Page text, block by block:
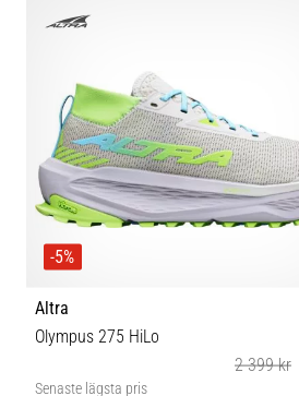
-5%
Altra
Olympus 275 HiLo
2 399 kr
Senaste lägsta pris